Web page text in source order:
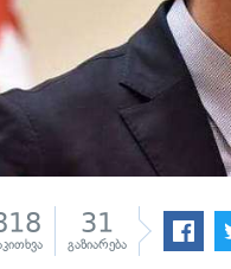
31
გაზიარება